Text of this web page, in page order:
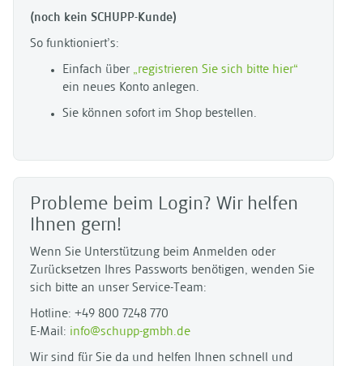
(noch kein SCHUPP-Kunde)
So funktioniert’s:
Einfach über „registrieren Sie sich bitte hier“
ein neues Konto anlegen.
Sie können sofort im Shop bestellen.
Probleme beim Login? Wir helfen
Ihnen gern!
Wenn Sie Unterstützung beim Anmelden oder
Zurücksetzen Ihres Passworts benötigen, wenden Sie
sich bitte an unser Service-Team:
Hotline: +49 800 7248 770
E-Mail: info@schupp-gmbh.de
Wir sind für Sie da und helfen Ihnen schnell und